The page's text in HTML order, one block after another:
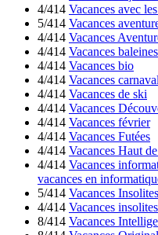
4/414 Vacances avec
5/414 Vacances
4/414 Vacances
4/414 Vacances baleines
4/414 Vacances bio
4/414 Vacances
4/414 Vacances de ski
4/414 Vacances
4/414 Vacances février
4/414 Vacances Futées
4/414 Vacances Haut
4/414 Vacances
vacances en
5/414 Vacances Insolites
4/414 Vacances insolites
8/414 Vacances